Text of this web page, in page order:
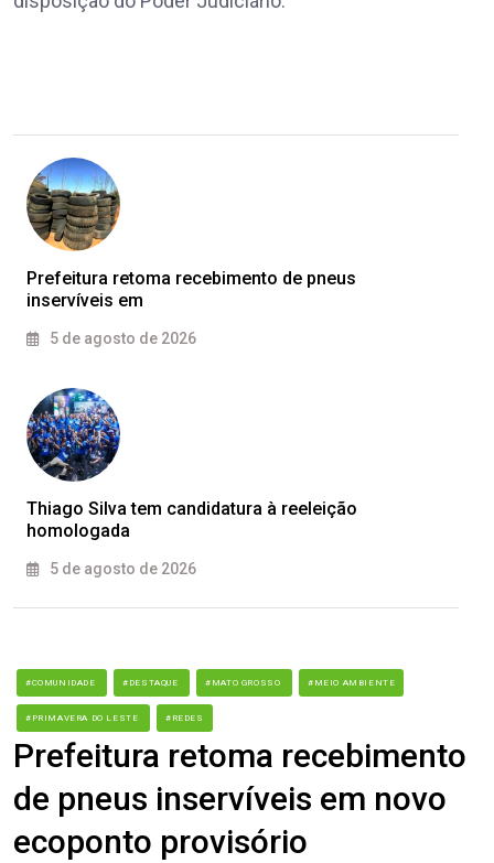
Prefeitura retoma recebimento de pneus
inservíveis em
5 de agosto de 2026
Thiago Silva tem candidatura à reeleição
homologada
5 de agosto de 2026
#COMUNIDADE #DESTAQUE #MATO GROSSO #MEIO AMBIENTE
#PRIMAVERA DO LESTE #REDES
Prefeitura retoma recebimento
de pneus inservíveis em novo
ecoponto provisório